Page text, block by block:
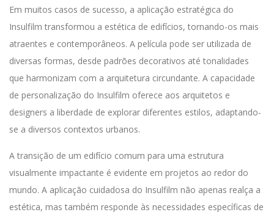
Em muitos casos de sucesso, a aplicação estratégica do
Insulfilm transformou a estética de edifícios, tornando-os mais
atraentes e contemporâneos. A película pode ser utilizada de
diversas formas, desde padrões decorativos até tonalidades
que harmonizam com a arquitetura circundante. A capacidade
de personalização do Insulfilm oferece aos arquitetos e
designers a liberdade de explorar diferentes estilos, adaptando-
se a diversos contextos urbanos.
A transição de um edifício comum para uma estrutura
visualmente impactante é evidente em projetos ao redor do
mundo. A aplicação cuidadosa do Insulfilm não apenas realça a
estética, mas também responde às necessidades específicas de